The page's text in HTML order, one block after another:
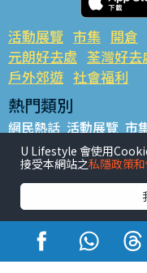
活動展覽 市集 開倉
元朗好去處 荃灣好去
戶外郊遊 社會福利
熱門類別
網民熱話 活動展覽 市
銅鑼灣好去處 元朗好
餐廳情報 戶外郊遊
熱門標籤
#UGO搵好去處 #人氣
#親子玩樂好去處
#UJetso禮物放送
U Lifestyle 會使用
接受本網站之私隱政策